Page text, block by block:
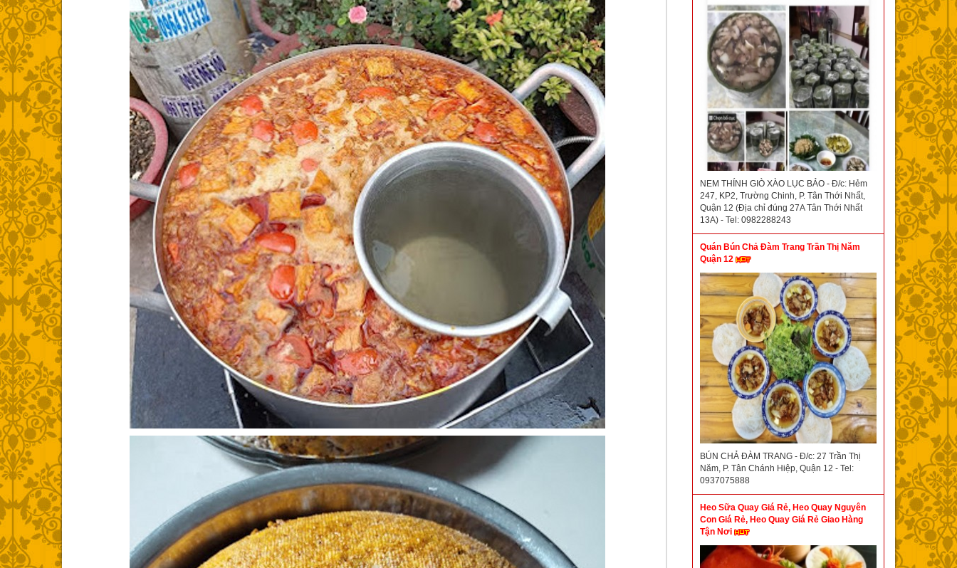
NEM THÍNH GIÒ XÀO LỤC BẢO - Đ/c: Hẻm
247, KP2, Trường Chinh, P. Tân Thới Nhất,
Quận 12 (Địa chỉ đúng 27A Tân Thới Nhất
13A) - Tel: 0982288243
Quán Bún Chả Đàm Trang Trần Thị Năm
Quận 12
BÚN CHẢ ĐÀM TRANG - Đ/c: 27 Trần Thị
Năm, P. Tân Chánh Hiệp, Quận 12 - Tel:
0937075888
Heo Sữa Quay Giá Rẻ, Heo Quay Nguyên
Con Giá Rẻ, Heo Quay Giá Rẻ Giao Hàng
Tận Nơi